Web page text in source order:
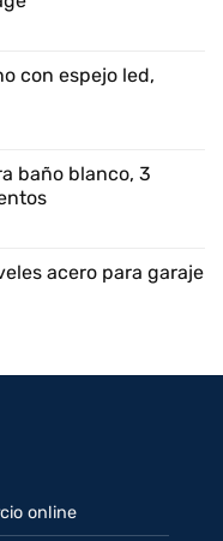
con espejo led,
baño blanco, 3
acero para garaje
online